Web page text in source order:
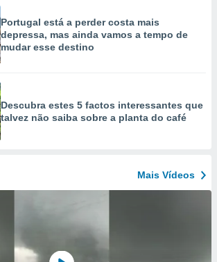
Portugal está a perder costa mais
depressa, mas ainda vamos a tempo de
mudar esse destino
Descubra estes 5 factos interessantes que
talvez não saiba sobre a planta do café
Mais Vídeos